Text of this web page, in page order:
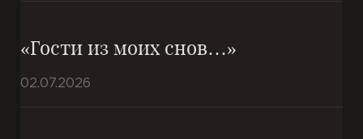
«Гости из моих снов…»
02.07.2026